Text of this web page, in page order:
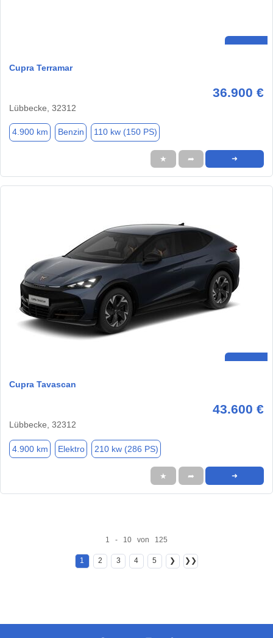
Cupra Terramar
36.900 €
Lübbecke, 32312
4.900 km Benzin 110 kw (150 PS)
★ ➦ ➜
Cupra Tavascan
43.600 €
Lübbecke, 32312
4.900 km Elektro 210 kw (286 PS)
★ ➦ ➜
1 - 10 von 125
1 2 3 4 5 ❯ ❯❯